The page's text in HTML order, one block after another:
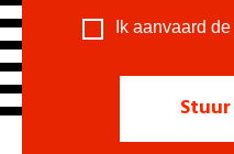
Ik aanvaard de